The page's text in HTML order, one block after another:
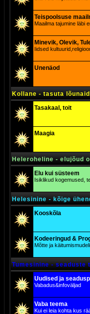
Teispoolsuse
Maailma tajumine läbi
Minevik, Olevik,
Iidsed
Unenäod
Kollane - tasuta
Tasakaal, toit
Maagia
Heleroheline - elujõud
Elu kui süsteem
Isiklikud kogemused,
Helesinine - kõige
Kooskõla
Kodeeringud &
Mõtte ja
Tumesinine - seaduste
Uudised ja
Vabadus&infoväljad
Vaba teema
Kui ei leia kohta kus